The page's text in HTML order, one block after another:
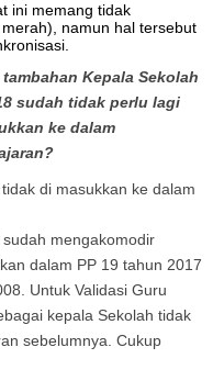
ini memang tidak
namun hal tersebut
Kepala Sekolah
sudah tidak perlu lagi
ke dalam
di masukkan ke dalam
mengakomodir
dalam PP 19 tahun 2017
Untuk Validasi Guru
kepala Sekolah tidak
sebelumnya. Cukup